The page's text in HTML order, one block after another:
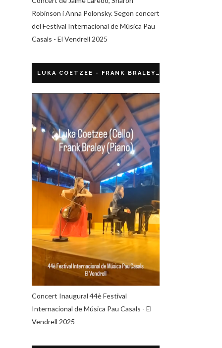
Robinson i Anna Polonsky. Segon concert
del Festival Internacional de Música Pau
Casals - El Vendrell 2025
LUKA COETZEE - FRANK BRALEY
Concert Inaugural 44è Festival
Internacional de Música Pau Casals - El
Vendrell 2025